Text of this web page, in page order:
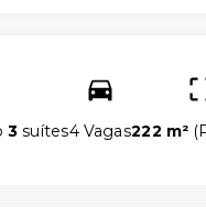
3 suítes4 Vagas222 m² (